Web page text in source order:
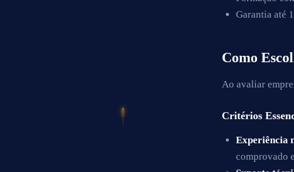
Garantia até
Como
Ao avaliar
Critérios
Experiência
comprovado